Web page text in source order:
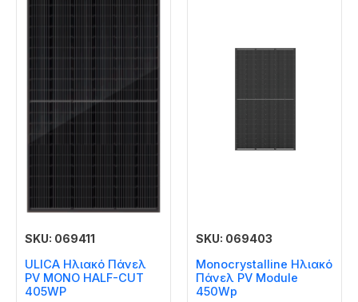
SKU: 069411
ULICA Ηλιακό Πάνελ
PV MONO HALF-CUT
405WP
SKU: 069403
Monocrystalline Ηλιακό
Πάνελ PV Module
450Wp